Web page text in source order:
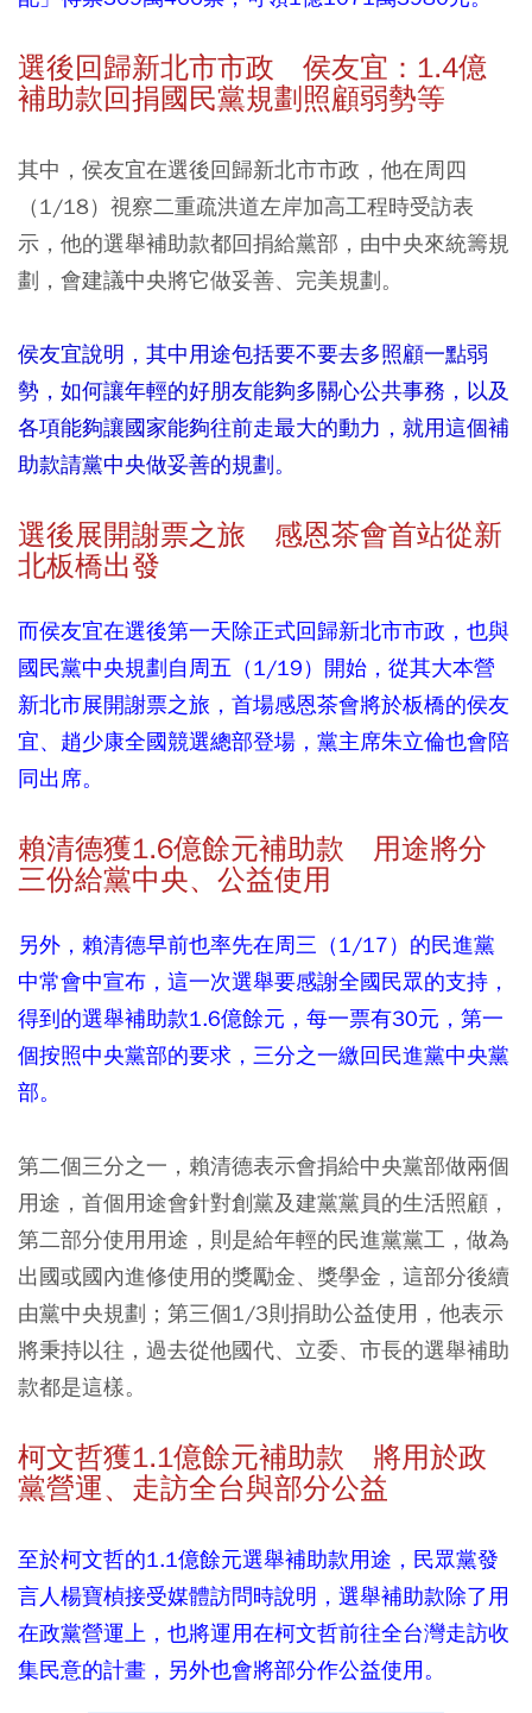
選後回歸新北市市政 侯友宜：1.4億
補助款回捐國民黨規劃照顧弱勢等
其中，侯友宜在選後回歸新北市市政，他在周四
（1/18）視察二重疏洪道左岸加高工程時受訪表
示，他的選舉補助款都回捐給黨部，由中央來統籌規
劃，會建議中央將它做妥善、完美規劃。
侯友宜說明，其中用途包括要不要去多照顧一點弱
勢，如何讓年輕的好朋友能夠多關心公共事務，以及
各項能夠讓國家能夠往前走最大的動力，就用這個補
助款請黨中央做妥善的規劃。
選後展開謝票之旅 感恩茶會首站從新
北板橋出發
而侯友宜在選後第一天除正式回歸新北市市政，也與
國民黨中央規劃自周五（1/19）開始，從其大本營
新北市展開謝票之旅，首場感恩茶會將於板橋的侯友
宜、趙少康全國競選總部登場，黨主席朱立倫也會陪
同出席。
賴清德獲1.6億餘元補助款 用途將分
三份給黨中央、公益使用
另外，賴清德早前也率先在周三（1/17）的民進黨
中常會中宣布，這一次選舉要感謝全國民眾的支持，
得到的選舉補助款1.6億餘元，每一票有30元，第一
個按照中央黨部的要求，三分之一繳回民進黨中央黨
部。
第二個三分之一，賴清德表示會捐給中央黨部做兩個
用途，首個用途會針對創黨及建黨黨員的生活照顧，
第二部分使用用途，則是給年輕的民進黨黨工，做為
出國或國內進修使用的獎勵金、獎學金，這部分後續
由黨中央規劃；第三個1/3則捐助公益使用，他表示
將秉持以往，過去從他國代、立委、市長的選舉補助
款都是這樣。
柯文哲獲1.1億餘元補助款 將用於政
黨營運、走訪全台與部分公益
至於柯文哲的1.1億餘元選舉補助款用途，民眾黨發
言人楊寶楨接受媒體訪問時說明，選舉補助款除了用
在政黨營運上，也將運用在柯文哲前往全台灣走訪收
集民意的計畫，另外也會將部分作公益使用。